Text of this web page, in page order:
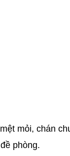
mỏi, chán
phòng.